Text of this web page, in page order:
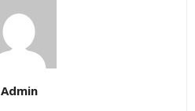
Admin